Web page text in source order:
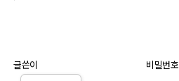
글쓴이 비밀번호